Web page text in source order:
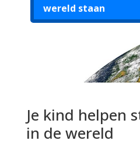
wereld staan
Je kind helpen
in de wereld